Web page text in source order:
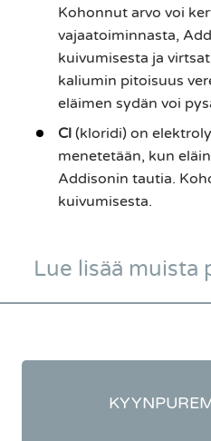
Kohonnut arvo voi
vajaatoiminnasta,
kuivumisesta ja
kaliumin pitoisuus
eläimen sydän voi
Cl (kloridi) on
menetetään, kun
Addisonin tautia.
kuivumisesta.
Lue lisää muista